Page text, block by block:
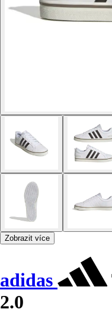
Zobrazit více
adidas
2.0